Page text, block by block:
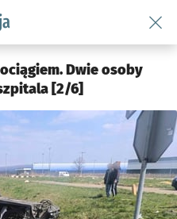
podserwis: Komunikacja
Dwie osoby
[2/6]